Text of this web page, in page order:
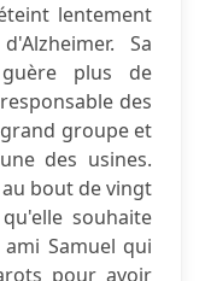
lentement
Sa
plus de
des
groupe et
des usines.
bout de vingt
souhaite
Samuel qui
pour avoir